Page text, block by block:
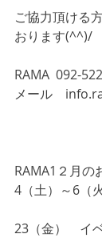
ご協力頂ける
おります(^^)/
RAMA  092-
メール　
RAMA1２月の
4（土）～6（
23（金）　イ